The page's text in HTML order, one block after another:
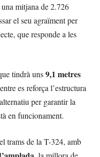
mitjana de 2.726
el seu agraïment per
que responde a les
tindrà uns9,1 metres
es reforça l’estructura
per garantir la
en funcionament.
trams de la T-324, amb